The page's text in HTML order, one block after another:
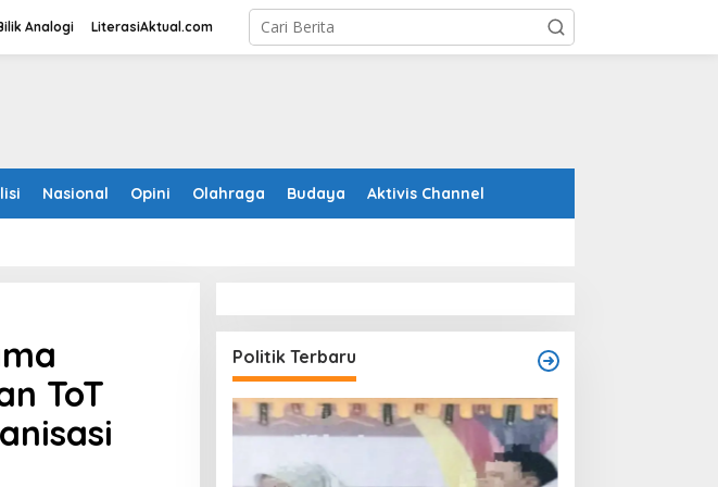
Analogi LiterasiAktual.com
Nasional Opini Olahraga Budaya Aktivis Channel
ToT
Politik Terbaru